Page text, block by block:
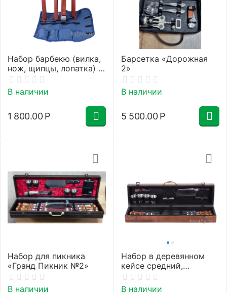
Набор барбекю (вилка,
нож, щипцы, лопатка) в
футляре
В наличии
1 800.00 Р
Барсетка «Дорожная
2»
В наличии
5 500.00 Р
Набор для пикника
«Гранд Пикник №2»
В наличии
Набор в деревянном
кейсе средний,
Классика №2-2, полный
В наличии